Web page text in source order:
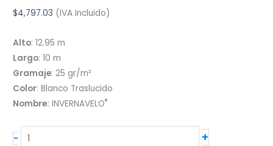
$4,797.03 (IVA Incluido)
Alto: 12.95 m
Largo: 10 m
Gramaje: 25 gr/m²
Color: Blanco Traslucido
Nombre: INVERNAVELO®
-
INVERNAVELO®
+